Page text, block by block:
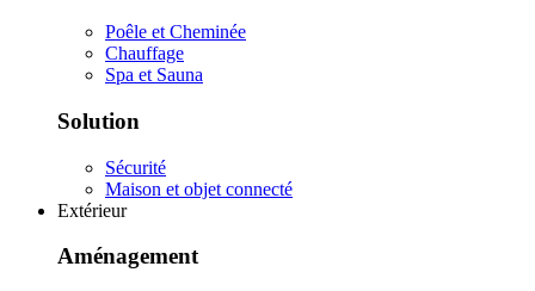
Poêle et Cheminée
Chauffage
Spa et Sauna
Solution
Sécurité
Maison et objet connecté
Extérieur
Aménagement